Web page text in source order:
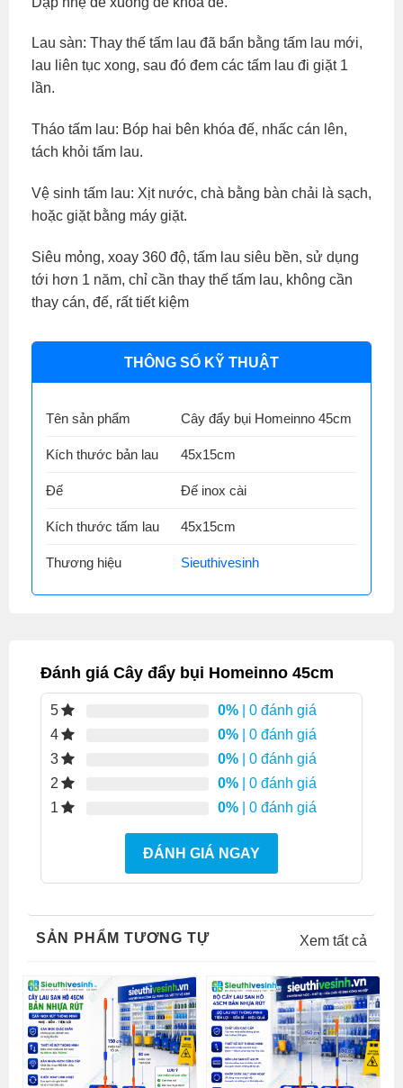
Lau sàn: Thay thế tấm lau đã bẩn bằng tấm lau mới,
lau liên tục xong, sau đó đem các tấm lau đi giặt 1
lần.
Tháo tấm lau: Bóp hai bên khóa đế, nhấc cán lên,
tách khỏi tấm lau.
Vệ sinh tấm lau: Xịt nước, chà bằng bàn chải là sạch,
hoặc giặt bằng máy giặt.
Siêu mỏng, xoay 360 độ, tấm lau siêu bền, sử dụng
tới hơn 1 năm, chỉ cần thay thế tấm lau, không cần
thay cán, đế, rất tiết kiệm
THÔNG SỐ KỸ THUẬT
Tên sản phẩm Cây đẩy bụi Homeinno 45cm
Kích thước bản lau 45x15cm
Đế Đế inox cài
Kích thước tấm lau 45x15cm
Thương hiệu Sieuthivesinh
Đánh giá Cây đẩy bụi Homeinno 45cm
5 0% | 0 đánh giá
4
0% | 0 đánh giá
3
0% | 0 đánh giá
2
0% | 0 đánh giá
1
0% | 0 đánh giá
ĐÁNH GIÁ NGAY
SẢN PHẨM TƯƠNG TỰ Xem tất cả